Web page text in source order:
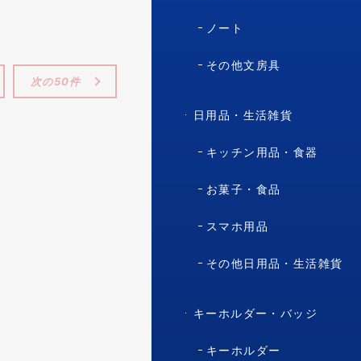
次の50件
ノート
その他文房具
日用品・生活雑貨
キッチン用品・食器
お菓子・食品
スマホ用品
その他日用品・生活雑貨
キーホルダー・バッジ
キーホルダー